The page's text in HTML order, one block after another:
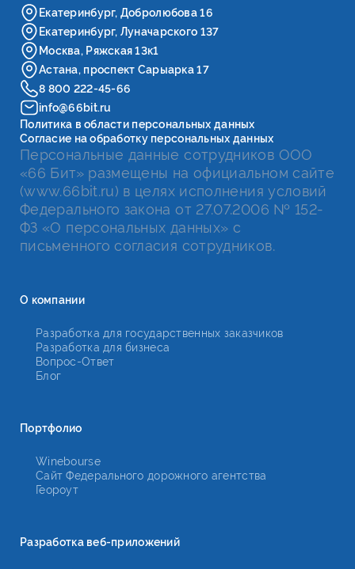
Екатеринбург, Добролюбова 16
Екатеринбург, Луначарского 137
Москва, Ряжская 13к1
Астана, проспект Сарыарка 17
8 800 222-45-66
info@66bit.ru
Политика в области персональных данных
Согласие на обработку персональных данных
Персональные данные сотрудников ООО
«66 Бит» размещены на официальном сайте
(www.66bit.ru) в целях исполнения условий
Федерального закона от 27.07.2006 № 152-
ФЗ «О персональных данных» с
письменного согласия сотрудников.
О компании
Разработка для государственных заказчиков
Разработка для бизнеса
Вопрос-Ответ
Блог
Портфолио
Winebourse
Сайт Федерального дорожного агентства
Геороут
Разработка веб-приложений